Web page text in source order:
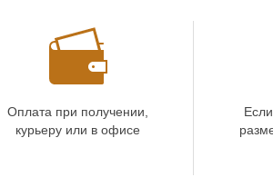
Оплата при получении,
курьеру или в офисе